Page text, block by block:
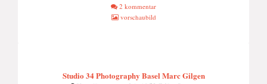
2 kommentar
vorschaubild
Studio 34 Photography Basel Marc Gilgen